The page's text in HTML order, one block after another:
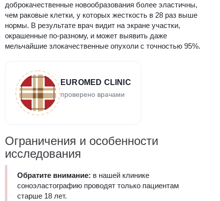
доброкачественные новообразования более эластичны,
чем раковые клетки, у которых жесткость в 28 раз выше
нормы. В результате врач видит на экране участки,
окрашенные по-разному, и может выявить даже
мельчайшие злокачественные опухоли с точностью 95%.
EUROMED CLINIC
проверено врачами
Ограничения и особенности
исследования
Обратите внимание: в нашей клинике
соноэластографию проводят только пациентам
старше 18 лет.